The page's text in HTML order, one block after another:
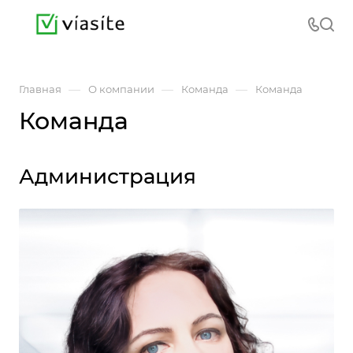
Главная — О компании — Команда — Команда
Команда
Администрация